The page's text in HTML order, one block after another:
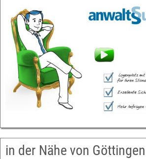
in der Nähe von Göttingen